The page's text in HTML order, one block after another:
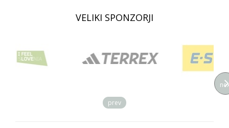
VELIKI SPONZORJI
prev